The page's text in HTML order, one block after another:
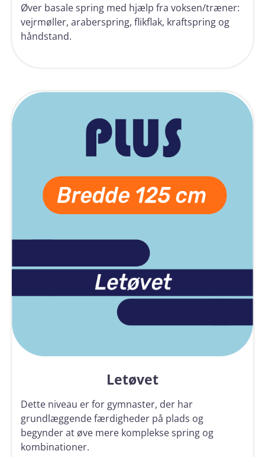
Øver basale spring med hjælp fra voksen/træner:
vejrmøller, araberspring, flikflak, kraftspring og
håndstand.
Letøvet
Dette niveau er for gymnaster, der har
grundlæggende færdigheder på plads og
begynder at øve mere komplekse spring og
kombinationer.